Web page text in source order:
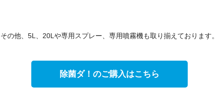
その他、5L、20Lや専用スプレー、 専用噴霧機も取り揃えております。
除菌ダ！のご購入はこちら